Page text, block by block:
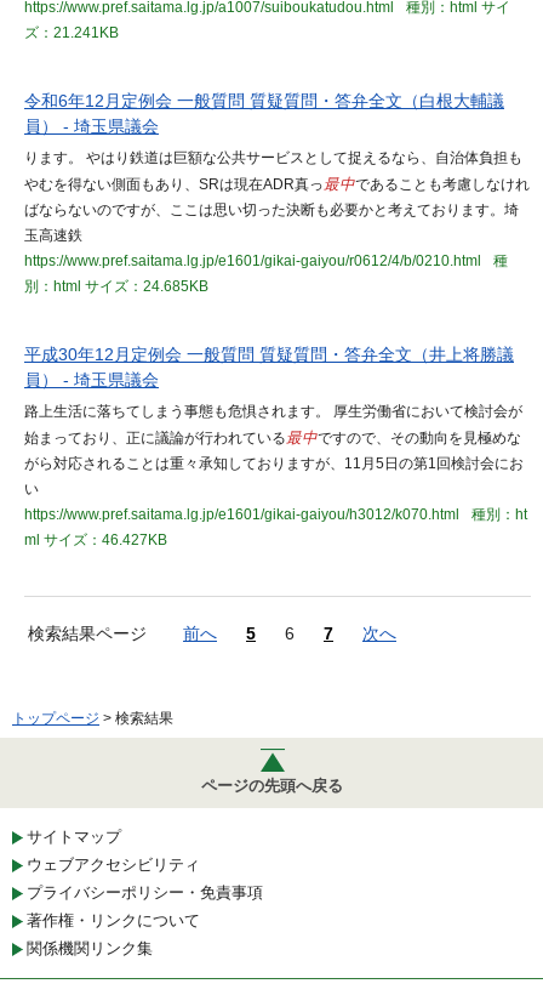
https://www.pref.saitama.lg.jp/a1007/suiboukatudou.html
種別：html サイ
ズ：21.241KB
令和6年12月定例会 一般質問 質疑質問・答弁全文（白根大輔議
員） - 埼玉県議会
ります。 やはり鉄道は巨額な公共サービスとして捉えるなら、自治体負担も
やむを得ない側面もあり、SRは現在ADR真っ最中であることも考慮しなけれ
ばならないのですが、ここは思い切った決断も必要かと考えております。埼
玉高速鉄
https://www.pref.saitama.lg.jp/e1601/gikai-gaiyou/r0612/4/b/0210.html
種
別：html サイズ：24.685KB
平成30年12月定例会 一般質問 質疑質問・答弁全文（井上将勝議
員） - 埼玉県議会
路上生活に落ちてしまう事態も危惧されます。 厚生労働省において検討会が
始まっており、正に議論が行われている最中ですので、その動向を見極めな
がら対応されることは重々承知しておりますが、11月5日の第1回検討会にお
い
https://www.pref.saitama.lg.jp/e1601/gikai-gaiyou/h3012/k070.html
種別：ht
ml サイズ：46.427KB
検索結果ページ 前へ 5 6 7 次へ
トップページ > 検索結果
ページの先頭へ戻る
サイトマップ
ウェブアクセシビリティ
プライバシーポリシー・免責事項
著作権・リンクについて
関係機関リンク集